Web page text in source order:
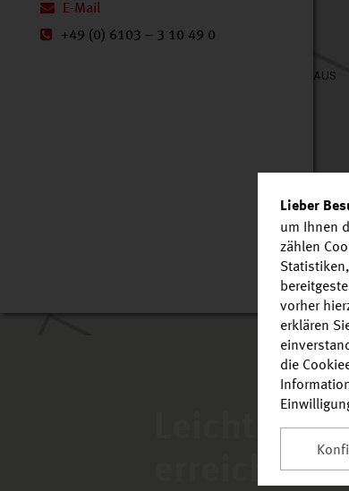
E-Mail
+49 (0) 6103 – 3 10 49 0
DAS FUTTERHAUS
Leicht zu
erreichen.
Lieber
um Ihnen
zählen
vorher
erklären
die